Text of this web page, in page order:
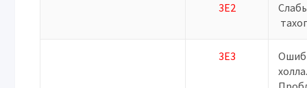
3E2
3E3